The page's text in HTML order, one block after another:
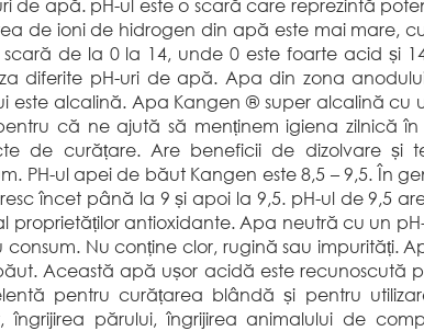
de apă. pH-ul este o scară care reprezintă
de ioni de hidrogen din apă este mai mare,
de la 0 la 14, unde 0 este foarte acid și
diferite pH-uri de apă. Apa din zona
alcalină. Apa Kangen ® super alcalină cu
că ne ajută să menținem igiena zilnică în
de curățare. Are beneficii de dizolvare și
PH-ul apei de băut Kangen este 8,5 – 9,5. În
încet până la 9 și apoi la 9,5. pH-ul de 9,5
proprietăților antioxidante. Apa neutră cu un
Nu conține clor, rugină sau impurități.
Această apă ușor acidă este recunoscută
pentru curățarea blândă și pentru
îngrijirea părului, îngrijirea animalului de